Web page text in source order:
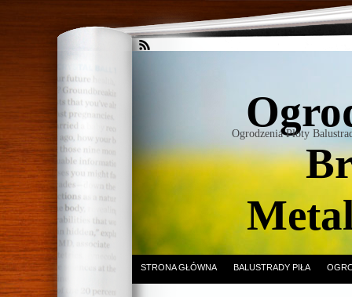
Ogrodzenia Płoty
STRONA GŁÓWNA BALUSTRADY PIŁA